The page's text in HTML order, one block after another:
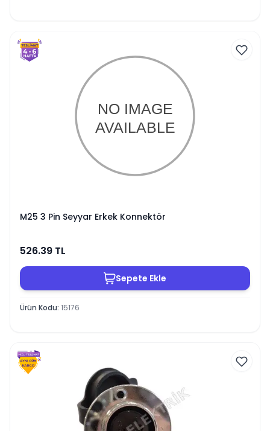
M25 3 Pin Seyyar Erkek Konnektör
526.39 TL
Sepete Ekle
Ürün Kodu: 15176